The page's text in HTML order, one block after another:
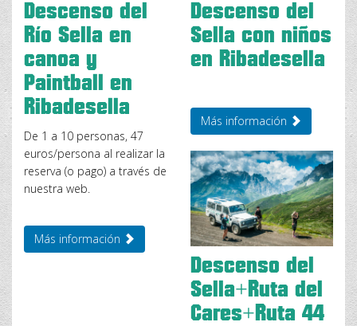
Descenso del
Río Sella en
canoa y
Paintball en
Ribadesella
De 1 a 10 personas, 47
euros/persona al realizar la
reserva (o pago) a través de
nuestra web.
Más información
Descenso del
Sella con niños
en Ribadesella
Más información
Descenso del
Sella+Ruta del
Cares+Ruta 4×4